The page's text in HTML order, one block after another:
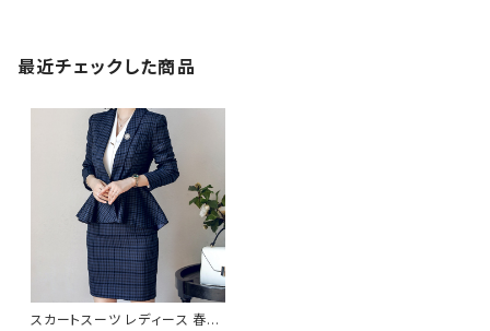
最近チェックした商品
スカートスーツ レディース 春夏